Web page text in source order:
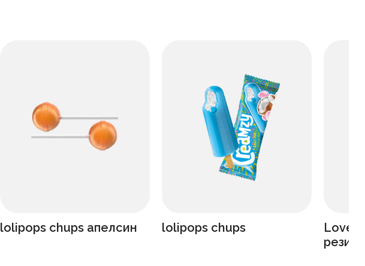
lolipops chups апелсин lolipops chups
Love